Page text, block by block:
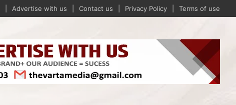
Advertise with us Contact us Privacy Policy Terms of use